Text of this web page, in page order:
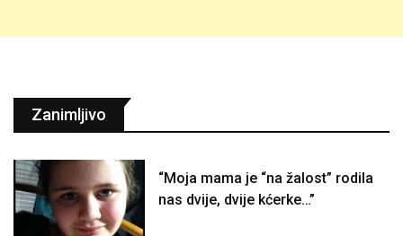
Zanimljivo
“Moja mama je “na žalost” rodila
nas dvije, dvije kćerke…”